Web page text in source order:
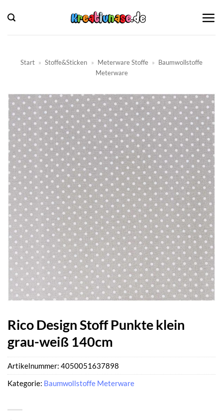
Inhalt
springen
Start » Stoffe&Sticken » Meterware Stoffe » Baumwollstoffe
Meterware
Rico Design Stoff Punkte klein
grau-weiß 140cm
Artikelnummer: 4050051637898
Kategorie: Baumwollstoffe Meterware